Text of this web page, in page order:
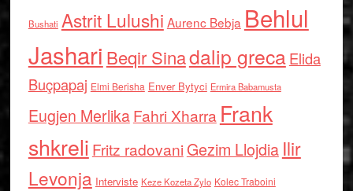
Bushati Astrit Lulushi Aurenc Bebja Behlul
Jashari Beqir Sinadalip grecaElida
Buçpapaj Elmi Berisha Enver Bytyci Ermira Babamusta
Eugjen MerlikaFahri Xharra Frank
shkreli Fritz radovaniGezim Llojdia Ilir
Levonja Interviste Keze Kozeta Zylo Kolec Traboini